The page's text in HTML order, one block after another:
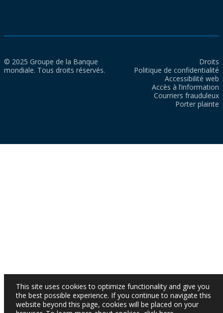
© 2025 Groupe de la Banque
mondiale. Tous droits réservés.
Droits
Politique de confidentialité
Accessibilité web
Accès à l’information
Courriers frauduleux
Porter plainte
This site uses cookies to optimize functionality and give you
the best possible experience. If you continue to navigate this
website beyond this page, cookies will be placed on your